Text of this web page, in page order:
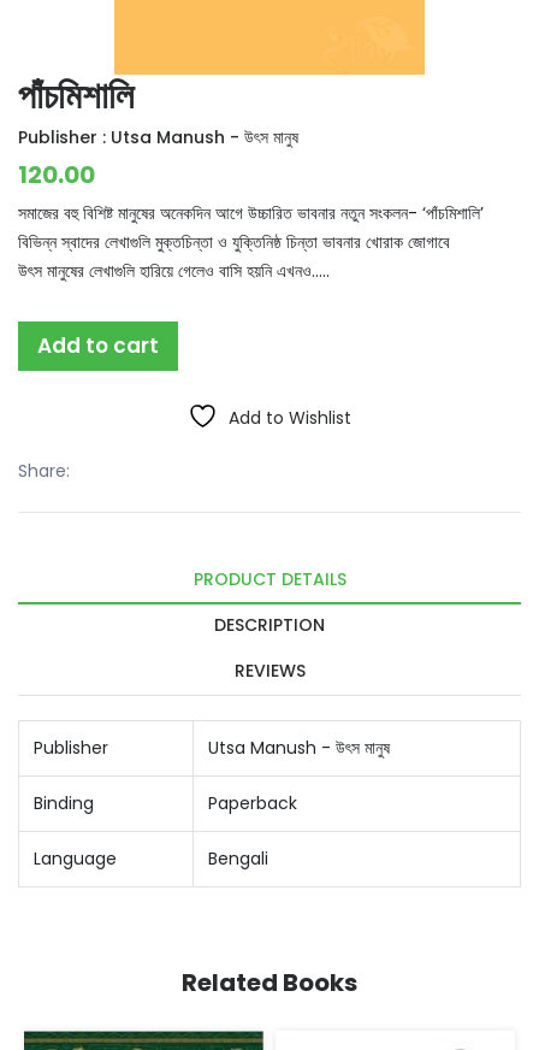
পাঁচমিশালি
Publisher : Utsa Manush - উৎস মানুষ
120.00
সমাজের বহু বিশিষ্ট মানুষের অনেকদিন আগে উচ্চারিত ভাবনার নতুন সংকলন- ‘পাঁচমিশালি’
বিভিন্ন স্বাদের লেখাগুলি মুক্তচিন্তা ও যুক্তিনিষ্ঠ চিন্তা ভাবনার খোরাক জোগাবে
উৎস মানুষের লেখাগুলি হারিয়ে গেলেও বাসি হয়নি এখনও…..
Add to cart
Add to Wishlist
Share:
PRODUCT DETAILS
DESCRIPTION
REVIEWS
Publisher Utsa Manush - উৎস মানুষ
Binding Paperback
Language Bengali
Related Books